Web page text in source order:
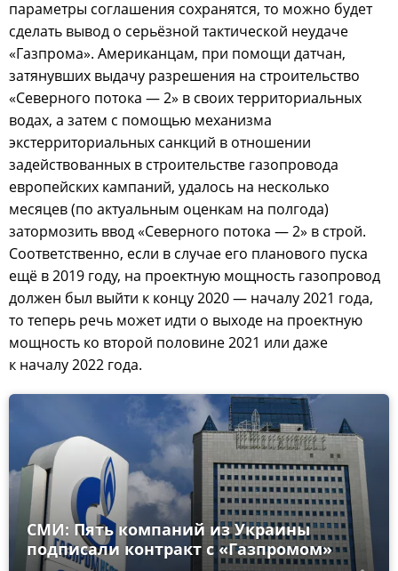
параметры соглашения сохранятся, то можно будет
сделать вывод о серьёзной тактической неудаче
«Газпрома». Американцам, при помощи датчан,
затянувших выдачу разрешения на строительство
«Северного потока — 2» в своих территориальных
водах, а затем с помощью механизма
экстерриториальных санкций в отношении
задействованных в строительстве газопровода
европейских кампаний, удалось на несколько
месяцев (по актуальным оценкам на полгода)
затормозить ввод «Северного потока — 2» в строй.
Соответственно, если в случае его планового пуска
ещё в 2019 году, на проектную мощность газопровод
должен был выйти к концу 2020 — началу 2021 года,
то теперь речь может идти о выходе на проектную
мощность ко второй половине 2021 или даже
к началу 2022 года.
СМИ: Пять компаний из Украины
подписали контракт с «Газпромом»